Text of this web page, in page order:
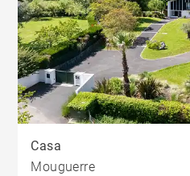
Casa
Mouguerre